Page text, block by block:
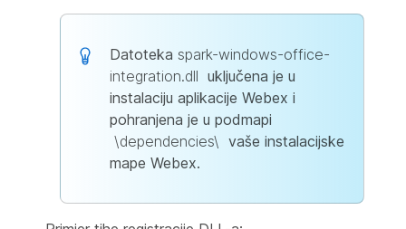
Datoteka spark-windows-office-
integration.dll uključena je u
instalaciju aplikacije Webex i
pohranjena je u podmapi
\dependencies\ vaše instalacijske
mape Webex.